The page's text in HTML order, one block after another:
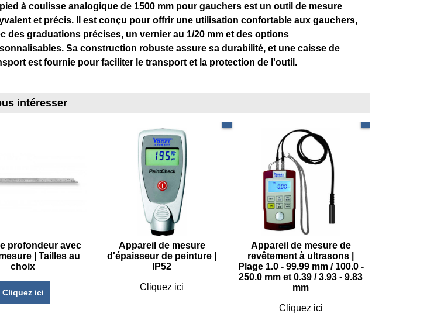
à coulisse analogique de 1500 mm pour gauchers est un outil de mesure
et précis. Il est conçu pour offrir une utilisation confortable aux gauchers,
des graduations précises, un vernier au 1/20 mm et des options
Sa construction robuste assure sa durabilité, et une caisse de
est fournie pour faciliter le transport et la protection de l'outil.
intéresser
profondeur avec
| Tailles au
choix
Cliquez ici
Spécial peintures
Appareil de mesure
d'épaisseur de peinture |
IP52
€799.95
Cliquez ici
Résolution : 0,1 mm / 0,01 mm
Appareil de mesure de
revêtement à ultrasons |
Plage 1.0 - 99.99 mm / 100.0 -
250.0 mm et 0.39 / 3.93 - 9.83
mm
€729.95
Cliquez ici